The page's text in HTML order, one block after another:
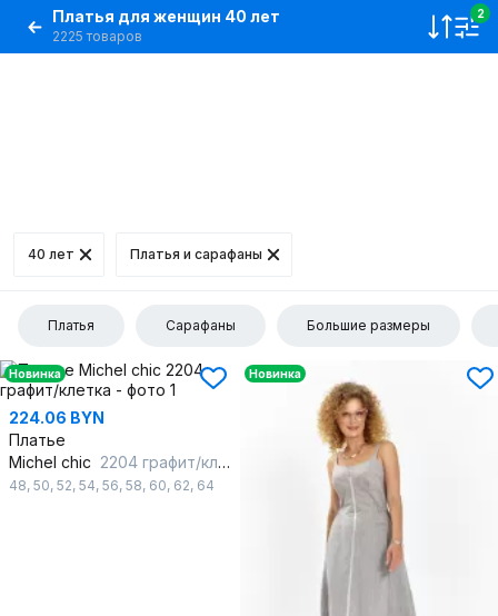
Платья для женщин 40 лет
2225 товаров
2
40 лет Платья и сарафаны
Платья Сарафаны Большие размеры
Новинка
224.06 BYN
Платье
Michel chic 2204 графит/клетка
48, 50, 52, 54, 56, 58, 60, 62, 64
Новинка